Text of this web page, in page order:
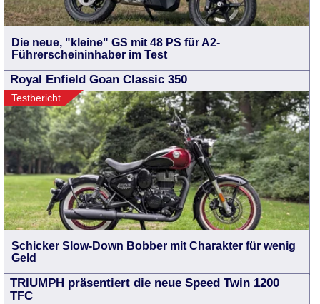
Die neue, "kleine" GS mit 48 PS für A2-
Führerscheininhaber im Test
Royal Enfield Goan Classic 350
Testbericht
Schicker Slow-Down Bobber mit Charakter für wenig
Geld
TRIUMPH präsentiert die neue Speed Twin 1200
TFC